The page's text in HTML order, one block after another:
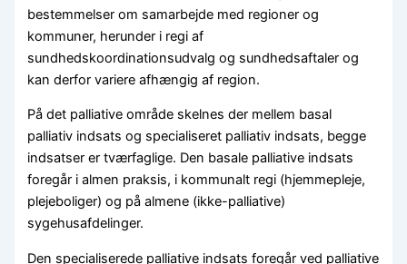
bestemmelser om samarbejde med regioner og
kommuner, herunder i regi af
sundhedskoordinationsudvalg og sundhedsaftaler og
kan derfor variere afhængig af region.
På det palliative område skelnes der mellem basal
palliativ indsats og specialiseret palliativ indsats, begge
indsatser er tværfaglige. Den basale palliative indsats
foregår i almen praksis, i kommunalt regi (hjemmepleje,
plejeboliger) og på almene (ikke-palliative)
sygehusafdelinger.
Den specialiserede palliative indsats foregår ved palliative